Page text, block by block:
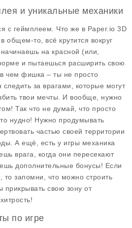
и уникальные механики
с геймплеем. Что же в Paper.io 3D
общем-то, всё крутится вокруг
на красной (или,
и пытаешься расширить свою
чем фишка – ты не просто
за врагами, которые могут
твои мечты. И вообще, нужно
Так что не думай, что просто
нудно! Нужно продумывать
частью своей территории
А ещё, есть у игры механика
врага, когда они пересекают
дополнительные бонусы! Если
то запомни, что можно строить
свою зону от
по игре